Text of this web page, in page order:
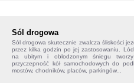
Sól drogowa
Sól drogowa skutecznie zwalcza śliskości
przez kilka godzin po jej zastosowaniu.
na ubitym i oblodzonym śniegu
przyczepność kół samochodowych do
mostów, chodników, placów, parkingów...